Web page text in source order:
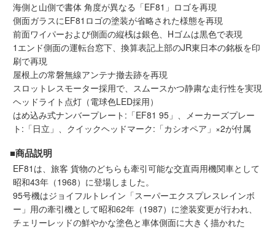
中部 関西
中国・四国 九州・沖縄
お役立ち情報
鉄道模型の情報 商品レビュー
メルマガ登録
Infomation
海側と山側で書体 角度が異なる「EF81」ロゴを再現
側面ガラスにEF81ロゴの塗装が省略された様態を再現
前面ワイパーおよび側面の縦桟は銀色、Hゴムは黒色で表現
1エンド側面の運転台窓下、換算表記上部のJR東日本の銘板を印
刷で再現
屋根上の常磐無線アンテナ撤去跡を再現
スロットレスモーター採用で、スムースかつ静粛な走行性を実現
ヘッドライト点灯（電球色LED採用）
はめ込み式ナンバープレート:「EF81 95」、メーカーズプレー
ト:「日立」、クイックヘッドマーク:「カシオペア」×2が付属
■商品説明
EF81は、旅客 貨物のどちらも牽引可能な交直両用機関車として
昭和43年（1968）に登場しました。
95号機はジョイフルトレイン「スーパーエクスプレスレインボ
ー」用の牽引機として昭和62年（1987）に塗装変更が行われ、
チェリーレッドの鮮やかな塗色と車体側面に大きく描かれた